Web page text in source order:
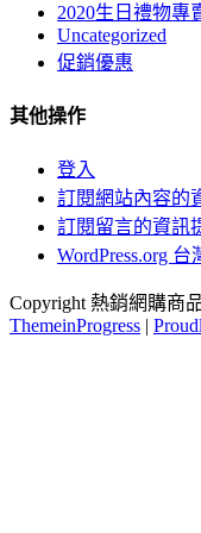
2020生日禮物專
Uncategorized
促銷優惠
其他操作
登入
訂閱網站內容的
訂閱留言的資訊
WordPress.org
Copyright 熱銷網購商
ThemeinProgress |